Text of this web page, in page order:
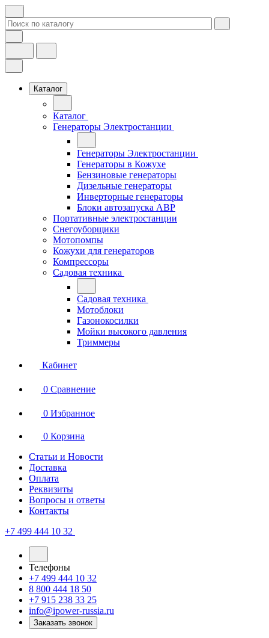
Каталог
Каталог
Генераторы Электростанции
Генераторы Электростанции
Генераторы в Кожухе
Бензиновые генераторы
Дизельные генераторы
Инверторные генераторы
Блоки автозапуска АВР
Портативные электростанции
Снегоуборщики
Мотопомпы
Кожухи для генераторов
Компрессоры
Садовая техника
Садовая техника
Мотоблоки
Газонокосилки
Мойки высокого давления
Триммеры
Кабинет
0 Сравнение
0 Избранное
0 Корзина
Статьи и Новости
Доставка
Оплата
Реквизиты
Вопросы и ответы
Контакты
+7 499 444 10 32
Телефоны
+7 499 444 10 32
8 800 444 18 50
+7 915 238 33 25
info@ipower-russia.ru
Заказать звонок